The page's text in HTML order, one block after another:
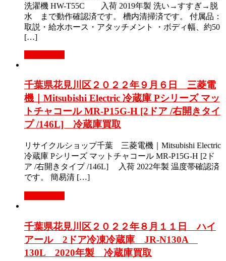
洗濯機 HW-T55C 入荷 2019年製 洗い→すすぎ→脱
水 まで動作確認済です。 槽内清掃済です。 付属品：
取説・給水ホース・アタッチメント ・ボディ幅、約50
[…]
千葉県花見川区２０２２年９月６日 三菱電
機｜Mitsubishi Electric 冷蔵庫 Pシリーズ マッ
トチャコール MR-P15G-H [2ドア /右開きタイ
プ /146L] 冷蔵庫買取
リサイクルショップ千葉 三菱電機｜Mitsubishi Electric
冷蔵庫 Pシリーズ マットチャコール MR-P15G-H [2ド
ア /右開きタイプ /146L] 入荷 2022年製 温度帯確認済
です。 簡易清 […]
千葉県花見川区２０２２年８月１１日 ハイ
アール 2ドア冷凍冷蔵庫 JR-N130A
130L 2020年製 冷蔵庫買取